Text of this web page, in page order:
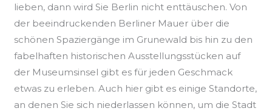
lieben, dann wird Sie Berlin nicht enttäuschen. Von
der beeindruckenden Berliner Mauer über die
schönen Spaziergänge im Grunewald bis hin zu den
fabelhaften historischen Ausstellungsstücken auf
der Museumsinsel gibt es für jeden Geschmack
etwas zu erleben. Auch hier gibt es einige Standorte,
an denen Sie sich niederlassen können, um die Stadt